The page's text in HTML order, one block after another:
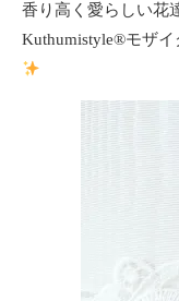
香り高く愛らしい花
Kuthumistyle®️モザ